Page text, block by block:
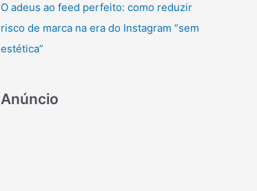
O adeus ao feed perfeito: como reduzir
risco de marca na era do Instagram “sem
estética”
Anúncio